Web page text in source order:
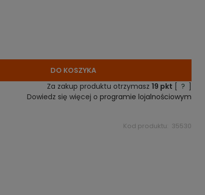
DO KOSZYKA
Za zakup produktu otrzymasz19 pkt ?
Dowiedz się więcej oprogramie lojalnościowym
Kod produktu: 35530